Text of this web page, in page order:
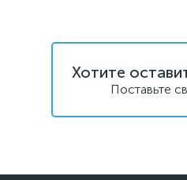
Хотите
Поставьте